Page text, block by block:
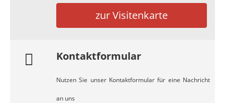
zur Visitenkarte
Kontaktformular
Nutzen Sie unser Kontaktformular für eine Nachricht
an uns